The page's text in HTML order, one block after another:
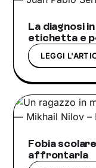
La diagnosi
etichetta e
LEGGI
Fobia
affrontarla